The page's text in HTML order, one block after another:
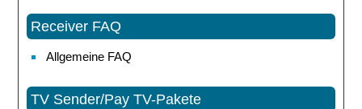
Receiver FAQ
Allgemeine FAQ
TV Sender/Pay TV-Pakete